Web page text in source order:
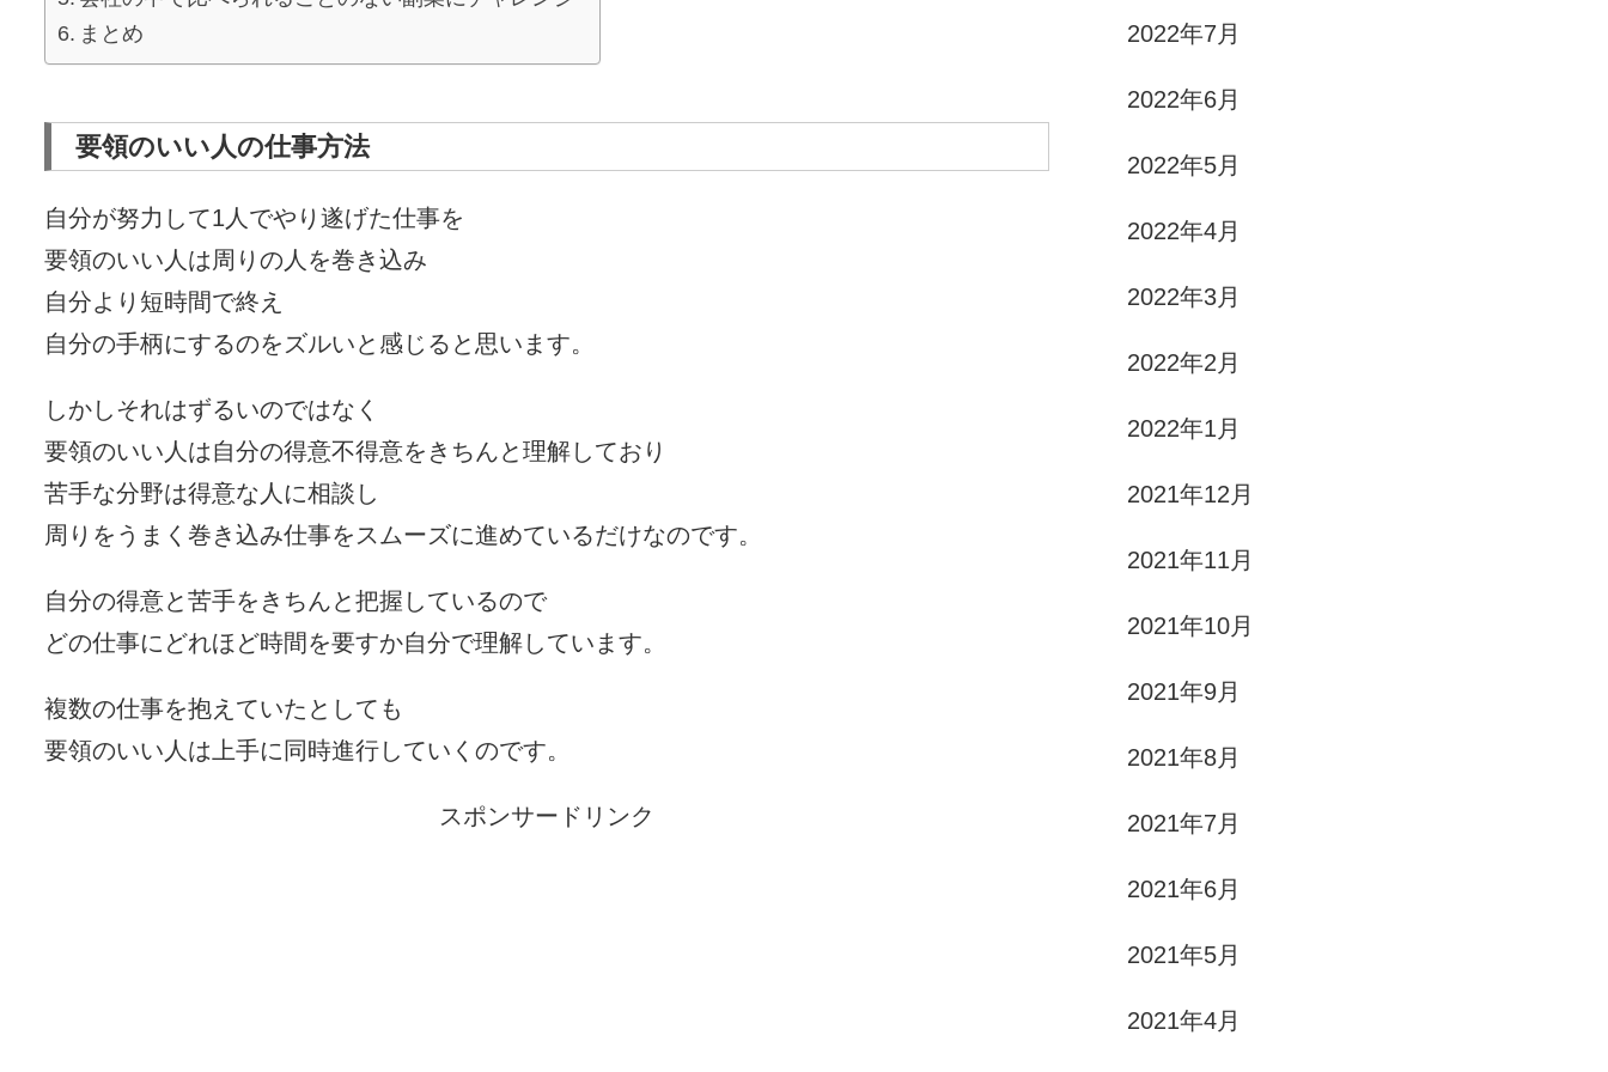
まとめ
要領のいい人の仕事方法
自分が努力して1人でやり遂げた仕事を
要領のいい人は周りの人を巻き込み
自分より短時間で終え
自分の手柄にするのをズルいと感じると思います。
しかしそれはずるいのではなく
要領のいい人は自分の得意不得意をきちんと理解しており
苦手な分野は得意な人に相談し
周りをうまく巻き込み仕事をスムーズに進めているだけなのです。
自分の得意と苦手をきちんと把握しているので
どの仕事にどれほど時間を要すか自分で理解しています。
複数の仕事を抱えていたとしても
要領のいい人は上手に同時進行していくのです。
スポンサードリンク
2022年7月
2022年6月
2022年5月
2022年4月
2022年3月
2022年2月
2022年1月
2021年12月
2021年11月
2021年10月
2021年9月
2021年8月
2021年7月
2021年6月
2021年5月
2021年4月